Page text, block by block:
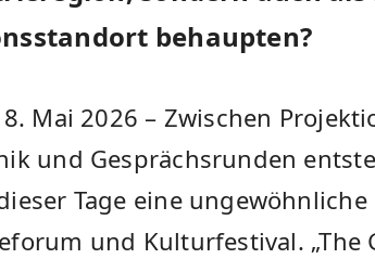
behaupten?
Mai 2026 – Zwischen
und Gesprächsrunden
Tage eine
und Kulturfestival. „The